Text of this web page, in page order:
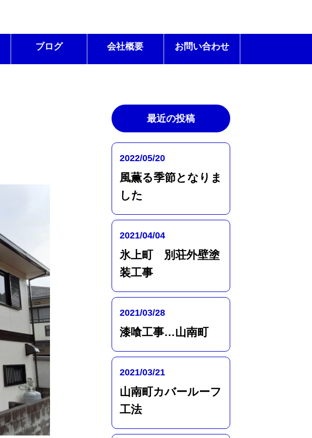
ブログ 会社概要 お問い合わせ
最近の投稿
2022/05/20
風薫る季節となりま
した
2021/04/04
氷上町 別荘外壁塗
装工事
2021/03/28
漆喰工事…山南町
2021/03/21
山南町カバールーフ
工法